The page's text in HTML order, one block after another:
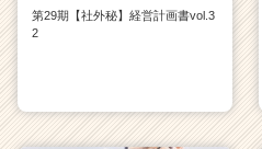
第29期【社外秘】経営計画書vol.3
2